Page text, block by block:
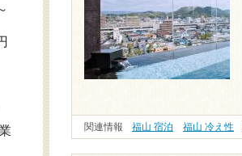
関連情報 福山 宿泊 福山 冷え性